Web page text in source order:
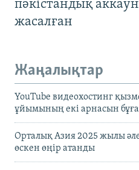
пәкістандық
жасалған
Жаңалықтар
YouTube видеохостинг
ұйымының екі арнасын
Орталық Азия 2025 жылы
өскен өңір атанды